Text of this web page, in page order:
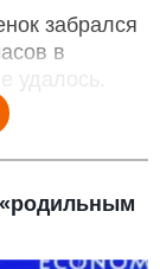
забрался
в
удалось.